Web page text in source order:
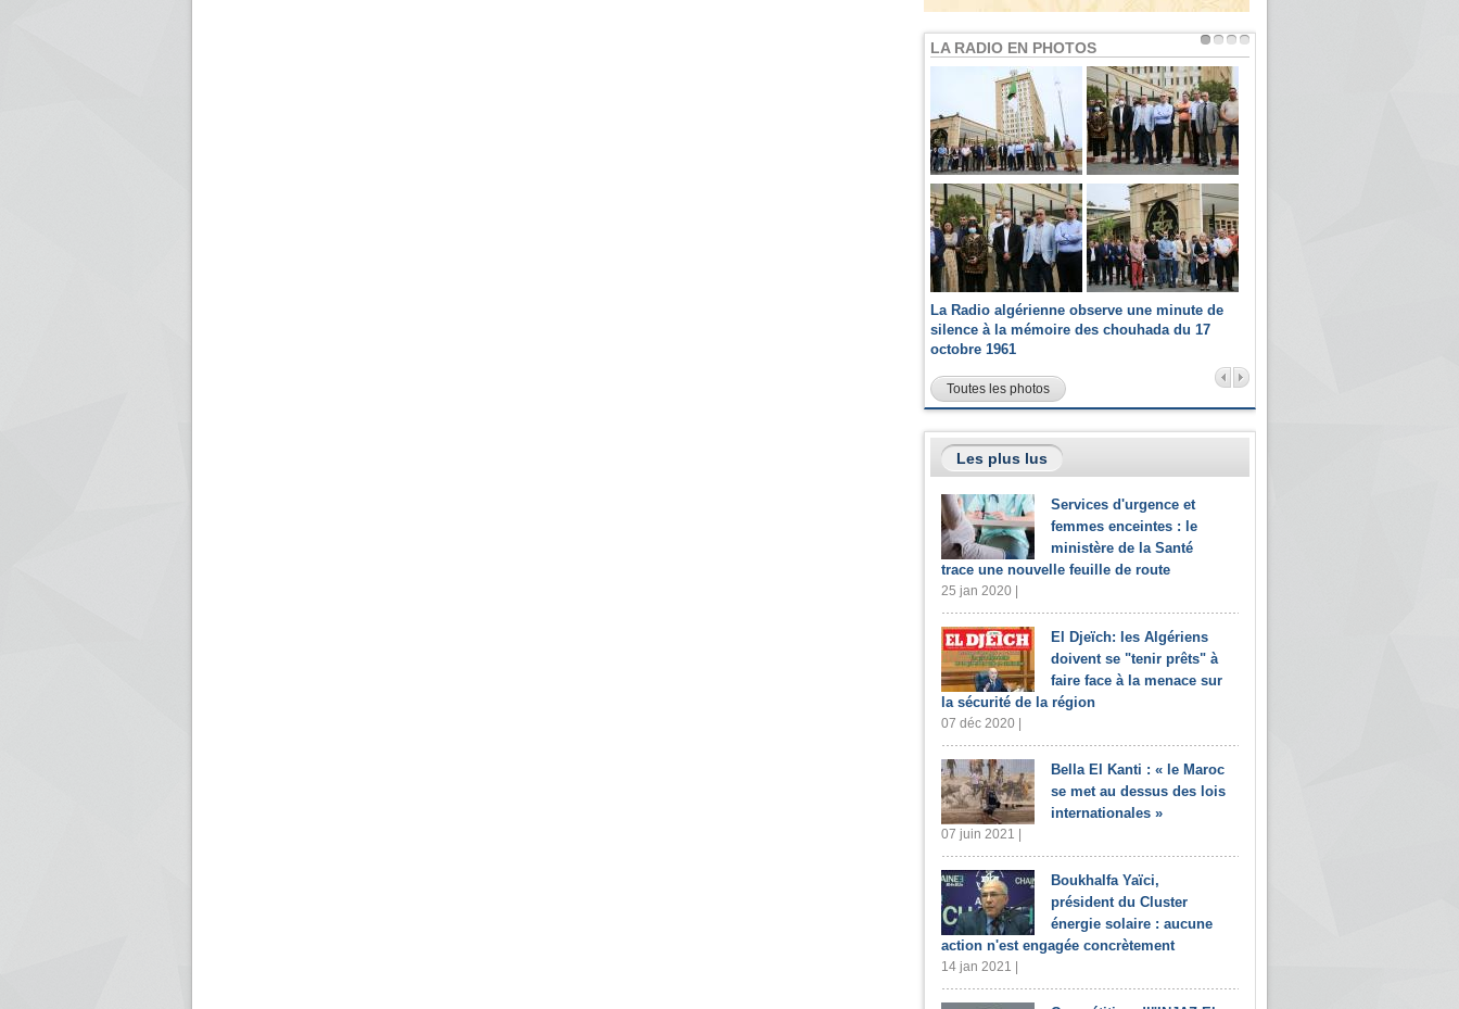
LA RADIO EN PHOTOS
La Radio algérienne observe une minute de
silence à la mémoire des chouhada du 17
octobre 1961
Toutes les photos
Les plus lus
Services d'urgence et
femmes enceintes : le
ministère de la Santé
trace une nouvelle feuille de route
25 jan 2020 |
El Djeïch: les Algériens
doivent se "tenir prêts" à
faire face à la menace sur
la sécurité de la région
07 déc 2020 |
Bella El Kanti : « le Maroc
se met au dessus des lois
internationales »
07 juin 2021 |
Boukhalfa Yaïci,
président du Cluster
énergie solaire : aucune
action n'est engagée concrètement
14 jan 2021 |